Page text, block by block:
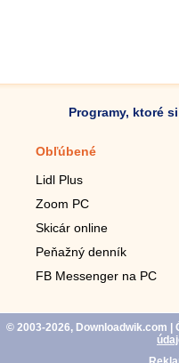
Programy, ktoré
Obľúbené
Lidl Plus
Zoom PC
Skicár online
Peňažný denník
FB Messenger na PC
© 2003-2026, Downloadwik.com |